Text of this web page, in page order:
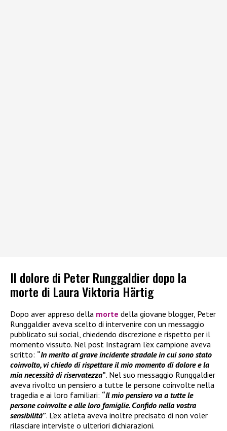
Il dolore di Peter Runggaldier dopo la
morte di Laura Viktoria Härtig
Dopo aver appreso della morte della giovane blogger, Peter
Runggaldier aveva scelto di intervenire con un messaggio
pubblicato sui social, chiedendo discrezione e rispetto per il
momento vissuto. Nel post Instagram l’ex campione aveva
scritto: “In merito al grave incidente stradale in cui sono stato
coinvolto, vi chiedo di rispettare il mio momento di dolore e la
mia necessità di riservatezza”. Nel suo messaggio Runggaldier
aveva rivolto un pensiero a tutte le persone coinvolte nella
tragedia e ai loro familiari: “Il mio pensiero va a tutte le
persone coinvolte e alle loro famiglie. Confido nella vostra
sensibilità”. L’ex atleta aveva inoltre precisato di non voler
rilasciare interviste o ulteriori dichiarazioni.